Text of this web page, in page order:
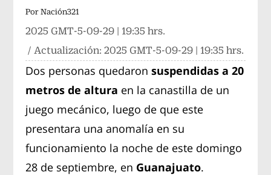
Por Nación321
2025 GMT-5-09-29 | 19:35 hrs.
/ Actualización:2025 GMT-5-09-29 | 19:35 hrs.
Dos personas quedaronsuspendidas a 20
metros de altura en la canastilla de un
juego mecánico, luego de que este
presentara una anomalía en su
funcionamiento la noche de este domingo
28 de septiembre, en Guanajuato.